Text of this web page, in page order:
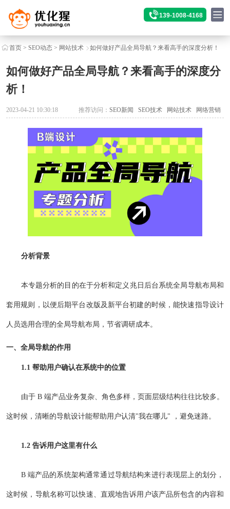
139-1008-4168
首页> SEO动态> 网站技术 如何做好产品全局导航？来看高手的深度分析！
如何做好产品全局导航？来看高手的深度分
析！
2023-04-21 10:30:18 推荐访问：SEO新闻 SEO技术 网站技术 网络营销
分析背景
本专题分析的目的在于分析和定义兆日后台系统全局导航布局和
套用规则，以便后期平台改版及新平台初建的时候，能快速指导设计
人员选用合理的全局导航布局，节省调研成本。
一、全局导航的作用
1.1 帮助用户确认在系统中的位置
由于 B 端产品业务复杂、角色多样，页面层级结构往往比较多。
这时候，清晰的导航设计能帮助用户认清"我在哪儿" ，避免迷路。
1.2 告诉用户这里有什么
B 端产品的系统架构通常通过导航结构来进行表现层上的划分，
这时候，导航名称可以快速、直观地告诉用户该产品所包含的内容和